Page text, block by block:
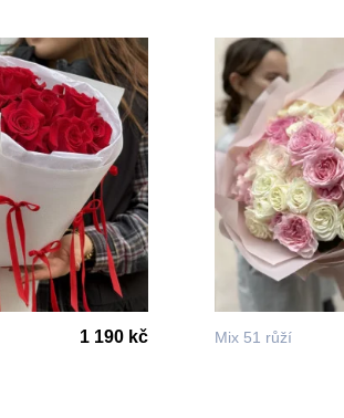
1 190 kč Mix 51 růží